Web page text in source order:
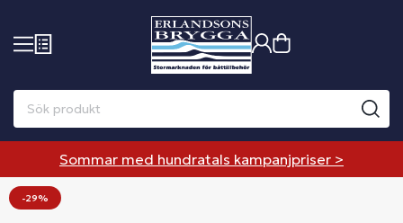
Sommar med hundratals kampanjpriser >
-29%